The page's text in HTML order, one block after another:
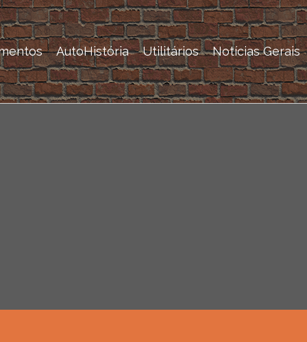
AutoHistória Utilitários Notícias Gerais